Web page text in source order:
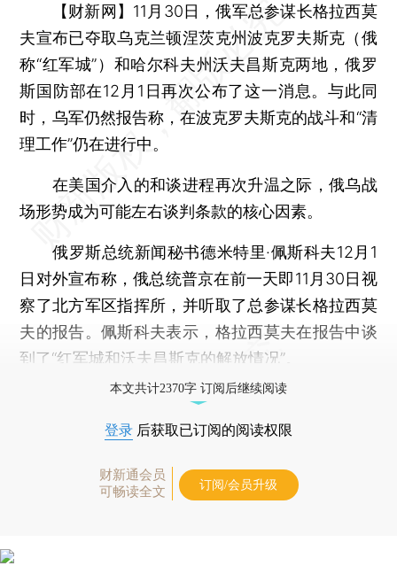
【财新网】 11月30日，俄军总参谋长格拉西莫
夫宣布已夺取乌克兰顿涅茨克州波克罗夫斯克（俄
称“红军城”）和哈尔科夫州沃夫昌斯克两地，俄罗
斯国防部在12月1日再次公布了这一消息。与此同
时，乌军仍然报告称，在波克罗夫斯克的战斗和“清
理工作”仍在进行中。
在美国介入的和谈进程再次升温之际，俄乌战
场形势成为可能左右谈判条款的核心因素。
俄罗斯总统新闻秘书德米特里·佩斯科夫12月1
日对外宣布称，俄总统普京在前一天即11月30日视
察了北方军区指挥所，并听取了总参谋长格拉西莫
夫的报告。佩斯科夫表示，格拉西莫夫在报告中谈
到了“红军城和沃夫昌斯克的解放情况”。
本文共计2370字 订阅后继续阅读
登录 后获取已订阅的阅读权限
财新通会员
可畅读全文
订阅/会员升级